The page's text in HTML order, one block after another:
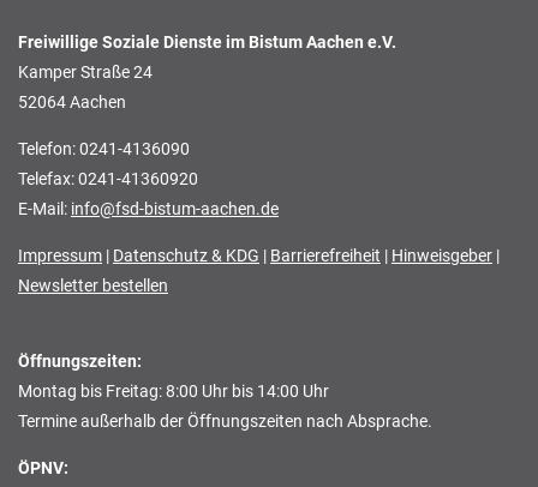
Freiwillige Soziale Dienste im Bistum Aachen e.V.
Kamper Straße 24
52064 Aachen
Telefon: 0241-4136090
Telefax: 0241-41360920
E-Mail: info@fsd-bistum-aachen.de
Impressum | Datenschutz & KDG | Barrierefreiheit | Hinweisgeber |
Newsletter bestellen
Öffnungszeiten:
Montag bis Freitag: 8:00 Uhr bis 14:00 Uhr
Termine außerhalb der Öffnungszeiten nach Absprache.
ÖPNV: